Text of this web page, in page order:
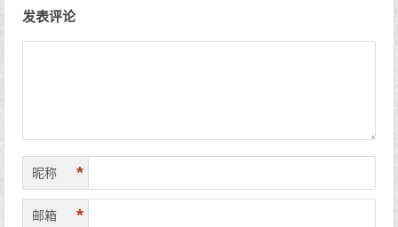
发表评论
昵称 *
邮箱 *